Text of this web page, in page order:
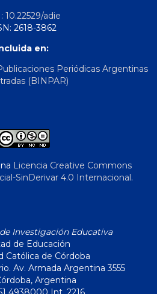
10.22529/adie
2618-3862
en:
Periódicas Argentinas
(BINPAR)
Licencia Creative Commons
SinDerivar 4.0 Internacional.
Investigación Educativa
de Educación
Católica de Córdoba
Av. Armada Argentina 3555
Argentina